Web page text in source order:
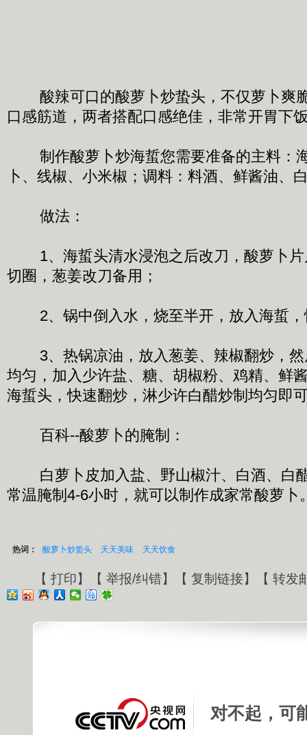
酸辣可口的酸萝卜炒蛰头，不仅萝卜爽
口感筋道，两者搭配口感绝佳，非常开胃下
制作酸萝卜炒海蜇您需要准备的主料：
卜、线椒、小米椒；调料：料酒、鲜酱油、
做法：
1、海蜇头清水浸泡之后改刀，酸萝卜片
切圈，葱姜改刀备用；
2、锅中倒入水，烧至半开，放入海蜇，
3、热锅凉油，放入葱姜、辣椒翻炒，然
均匀，加入少许盐、糖、胡椒粉、鸡精、鲜
海蜇头，快速翻炒，淋少许白醋炒制均匀即
百科--酸萝卜的腌制：
白萝卜皮加入盐、野山椒汁、白酒、白
常温腌制4-6小时，就可以制作成家常酸萝卜
热词： 酸萝卜炒蛰头 天天美味 天天饮食
【 打印】【 举报/纠错】【 复制链接】【 转发
对不起，可